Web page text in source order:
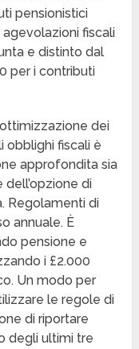
pensionistici
fiscali
e distinto dal
per i contributi
dei
obblighi fiscali è
approfondita sia
di
Regolamenti di
annuale. È
pensione e
i £2.000
Un modo per
le regole di
di riportare
degli ultimi tre